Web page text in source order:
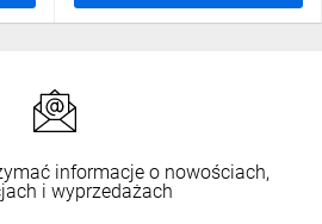
informacje o nowościach,
i wyprzedażach